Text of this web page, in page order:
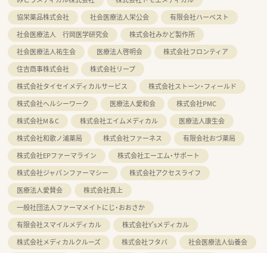
協栄薬品株式会社
社会医療法人栄公会
有限会社ハーベスト
社会医療法人 行岡医学研究会
株式会社みかど製作所
社会医療法人祐生会
医療法人啓明会
株式会社フロンティア
住吉商事株式会社
株式会社リープ
株式会社タイセイメディカルサービス
株式会社ストーン・フィールド
株式会社ヘルシーワーク
医療法人愛和会
株式会社PMC
株式会社M＆C
株式会社エイムメディカル
医療法人康生会
株式会社和歌ノ浦薬局
株式会社ファーネス
有限会社おづ薬局
株式会社EPファーマライン
株式会社エーエム・サポート
株式会社ジャパンファーマシー
株式会社アクセスライフ
医療法人愛賛会
株式会社真上
一般社団法人ファーマメイトにじ・おおさか
有限会社スマイルメディカル
株式会社Y'sメディカル
株式会社メディカルクルーズ
株式会社フタバ
社会医療法人仙養会